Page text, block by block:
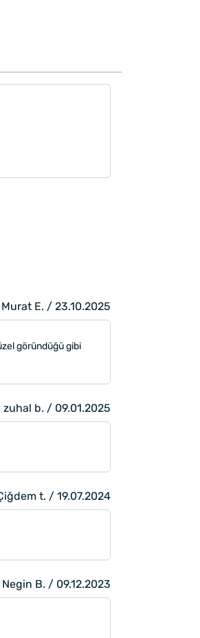
Murat E. / 23.10.2025
göründüğü gibi
zuhal b. / 09.01.2025
t. / 19.07.2024
Negin B. / 09.12.2023